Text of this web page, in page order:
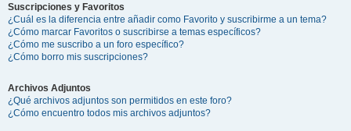
Suscripciones y Favoritos
¿Cuál es la diferencia entre añadir como Favorito y suscribirme a un tema?
¿Cómo marcar Favoritos o suscribirse a temas específicos?
¿Cómo me suscribo a un foro específico?
¿Cómo borro mis suscripciones?
Archivos Adjuntos
¿Qué archivos adjuntos son permitidos en este foro?
¿Cómo encuentro todos mis archivos adjuntos?